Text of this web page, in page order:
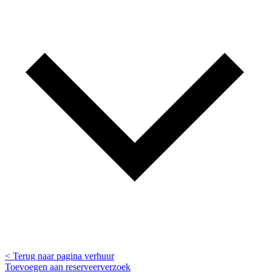
< Terug naar pagina verhuur
Toevoegen aan reserveerverzoek